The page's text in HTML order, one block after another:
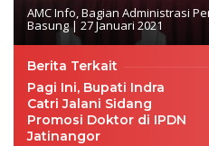
AMC Info,Bagian Administrasi
Basung| 27 Januari 2021
Berita Terkait
Pagi Ini, Bupati Indra
Catri Jalani Sidang
Promosi Doktor di IPDN
Jatinangor